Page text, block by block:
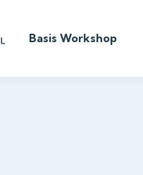
Basis Workshop